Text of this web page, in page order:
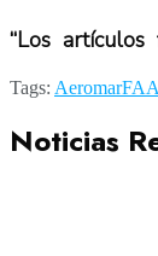
“Los
Tags: AeromarFAA
Noticias